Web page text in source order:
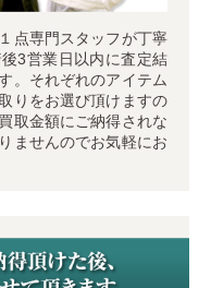
点専門スタッフが丁寧
3営業日以内に査定結
。それぞれのアイテム
りをお選び頂けますの
取金額にご納得されな
ませんのでお気軽にお